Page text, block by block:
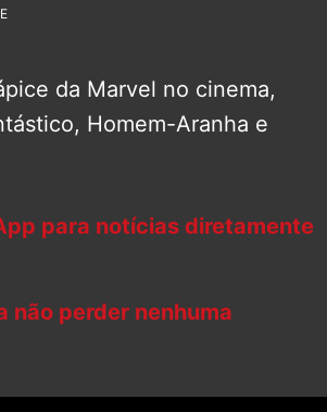
da Marvel no cinema,
Homem-Aranha e
para notícias diretamente
não perder nenhuma